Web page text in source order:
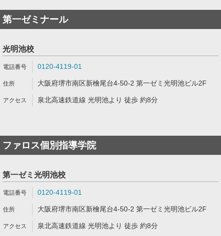
第一ゼミナール
光明池校
0120-4119-01
大阪府堺市南区新檜尾台4-50-2 第一ゼミ光明池ビル2F
泉北高速鉄道線 光明池より 徒歩 約8分
ファロス個別指導学院
第一ゼミ光明池校
0120-4119-01
大阪府堺市南区新檜尾台4-50-2 第一ゼミ光明池ビル2F
泉北高速鉄道線 光明池より 徒歩 約8分